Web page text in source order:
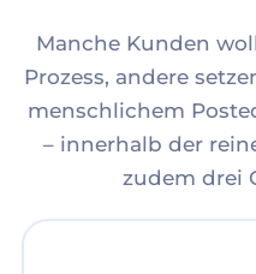
Manche Kunden
Prozess, andere
menschlichem
– innerhalb der
zudem drei